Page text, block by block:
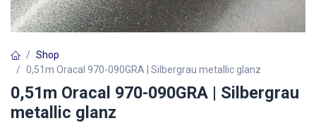
Shop
0,51m Oracal 970-090GRA | Silbergrau metallic glanz
0,51m Oracal 970-090GRA | Silbergrau
metallic glanz